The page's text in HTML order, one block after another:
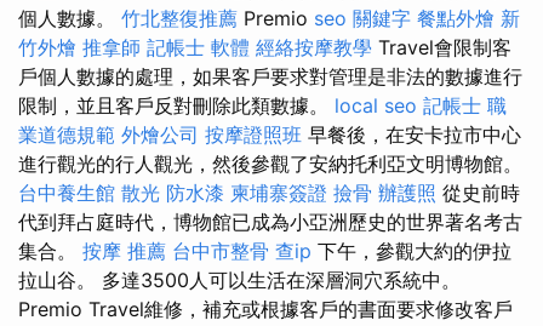
個人數據。 竹北整復推薦 Premio seo 關鍵字 餐點外燴 新
竹外燴 推拿師 記帳士 軟體 經絡按摩教學 Travel會限制客
戶個人數據的處理，如果客戶要求對管理是非法的數據進行
限制，並且客戶反對刪除此類數據。 local seo 記帳士 職
業道德規範 外燴公司 按摩證照班 早餐後，在安卡拉市中心
進行觀光的行人觀光，然後參觀了安納托利亞文明博物館。
台中養生館 散光 防水漆 柬埔寨簽證 撿骨 辦護照 從史前時
代到拜占庭時代，博物館已成為小亞洲歷史的世界著名考古
集合。 按摩 推薦 台中市整骨 查ip 下午，參觀大約的伊拉
拉山谷。 多達3500人可以生活在深層洞穴系統中。
Premio Travel維修，補充或根據客戶的書面要求修改客戶